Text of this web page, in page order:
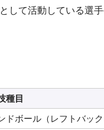
して活動している選
種目
ドボール（レフトバック